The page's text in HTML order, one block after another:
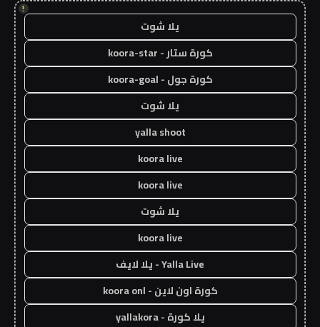
!
يلا شوت
كورة ستار - koora-star
كورة جول - koora-goal
يلا شوت
yalla shoot
koora live
koora live
يلا شوت
koora live
Yalla Live - يلا لايف
كورة اون لاين - koora onl
يلا كورة - yallakora